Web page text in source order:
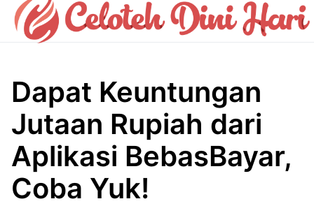
Dapat Keuntungan
Jutaan Rupiah dari
Aplikasi BebasBayar,
Coba Yuk!